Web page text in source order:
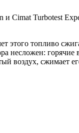
и Cimat Turbotest
этого топливо
несложен:
воздух, сжимает